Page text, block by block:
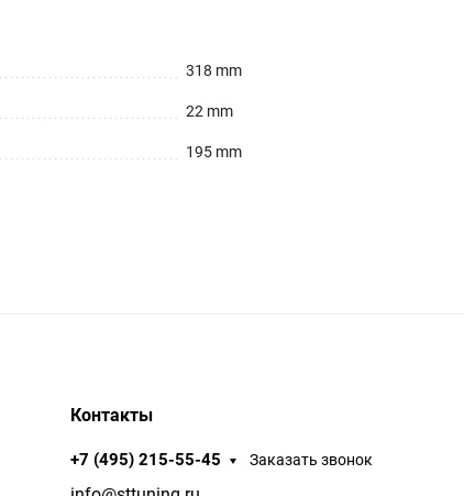
318 mm
22 mm
195 mm
Контакты
+7 (495) 215-55-45 Заказать звонок